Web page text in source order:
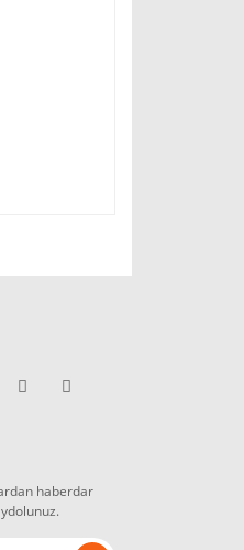
haberdar